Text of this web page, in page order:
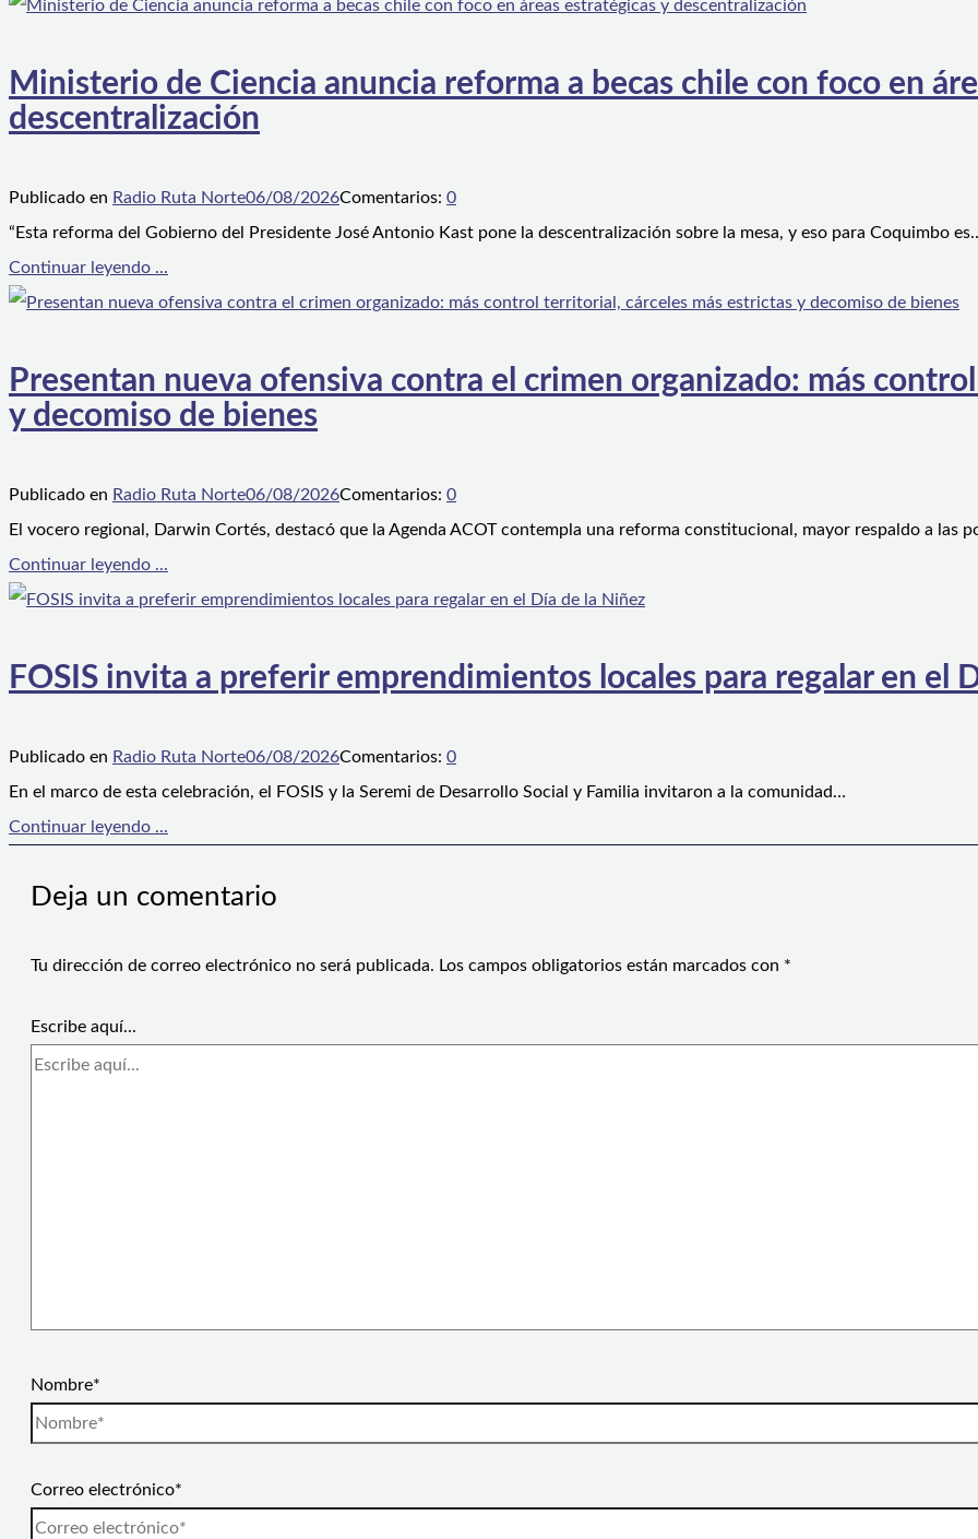
Ministerio de Ciencia anuncia reforma a becas chile con foco en
descentralización
Publicado en Radio Ruta Norte06/08/2026Comentarios: 0
“Esta reforma del Gobierno del Presidente José Antonio Kast pone la descentralización sobre la mesa, y eso para Coquimbo
Continuar leyendo ...
Presentan nueva ofensiva contra el crimen organizado: más
y decomiso de bienes
Publicado en Radio Ruta Norte06/08/2026Comentarios: 0
El vocero regional, Darwin Cortés, destacó que la Agenda ACOT contempla una reforma constitucional, mayor respaldo a las
Continuar leyendo ...
FOSIS invita a preferir emprendimientos locales para regalar en el
Publicado en Radio Ruta Norte06/08/2026Comentarios: 0
En el marco de esta celebración, el FOSIS y la Seremi de Desarrollo Social y Familia invitaron a la comunidad…
Continuar leyendo ...
Deja un comentario
Tu dirección de correo electrónico no será publicada. Los campos obligatorios están marcados con *
Escribe aquí...
Nombre*
Correo electrónico*